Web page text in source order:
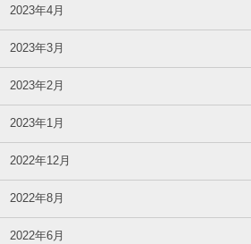
2023年4月
2023年3月
2023年2月
2023年1月
2022年12月
2022年8月
2022年6月